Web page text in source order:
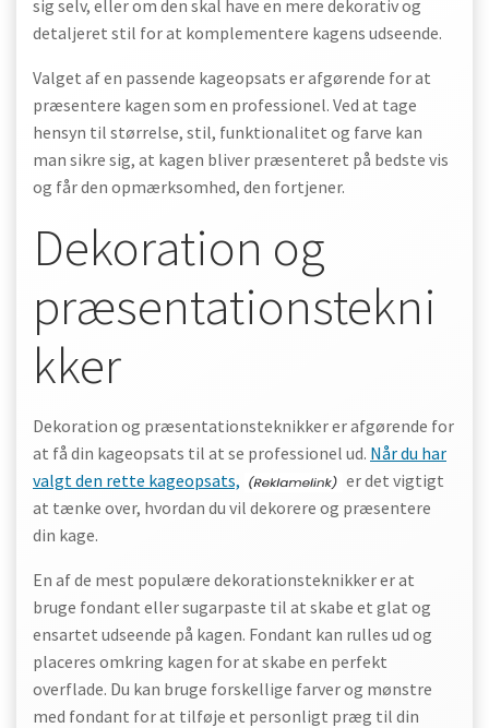
sig selv, eller om den skal have en mere dekorativ og
detaljeret stil for at komplementere kagens udseende.
Valget af en passende kageopsats er afgørende for at
præsentere kagen som en professionel. Ved at tage
hensyn til størrelse, stil, funktionalitet og farve kan
man sikre sig, at kagen bliver præsenteret på bedste vis
og får den opmærksomhed, den fortjener.
Dekoration og
præsentationstekni
kker
Dekoration og præsentationsteknikker er afgørende for
at få din kageopsats til at se professionel ud. Når du har
valgt den rette kageopsats,
er det vigtigt
at tænke over, hvordan du vil dekorere og præsentere
din kage.
En af de mest populære dekorationsteknikker er at
bruge fondant eller sugarpaste til at skabe et glat og
ensartet udseende på kagen. Fondant kan rulles ud og
placeres omkring kagen for at skabe en perfekt
overflade. Du kan bruge forskellige farver og mønstre
med fondant for at tilføje et personligt præg til din